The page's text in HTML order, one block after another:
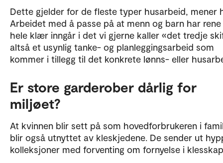
Dette gjelder for de fleste typer husarbeid, mener
Arbeidet med å passe på at menn og barn har
hele klær inngår i det vi gjerne kaller «det tredje
altså et usynlig tanke- og planleggingsarbeid som
kommer i tillegg til det konkrete lønns- eller
Er store garderober dårlig for
miljøet?
At kvinnen blir sett på som hovedforbrukeren i
blir også utnyttet av kleskjedene. De sender ut
kolleksjoner med forventing om fornyelse i